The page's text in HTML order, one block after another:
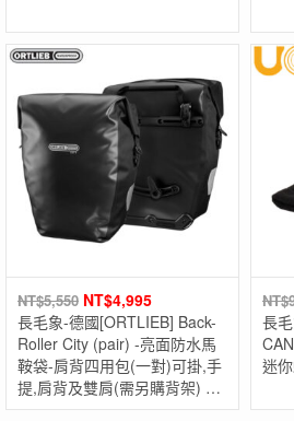
NT$5,550 NT$4,995
長毛象-德國[ORTLIEB] Back-
Roller City (pair) -亮面防水馬
鞍袋-肩背四用包(一對)可掛,手
提,肩背及雙肩(需另購背架) 德
國製
NT$
長
迷